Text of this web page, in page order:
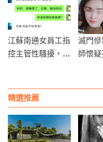
人直奔張清芳豪
江蘇南通女員工指
控主管性騷擾，公
滅門
師懷
精選推薦